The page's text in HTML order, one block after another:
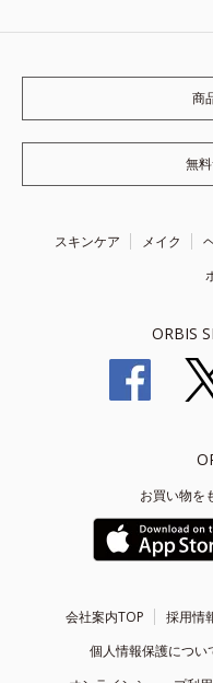
商
無
スキンケア メイク
ORBIS
お買い物を
会社案内TOP 採用情
個人情報保護につい